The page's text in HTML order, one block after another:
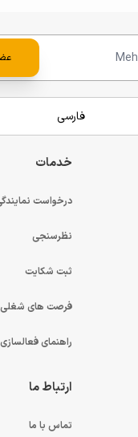
خدمات
درخواست
نظرسنجی
ثبت شکایت
فرصت های شغلی
راهنمای
ارتباط ما
تماس با ما
فارسی